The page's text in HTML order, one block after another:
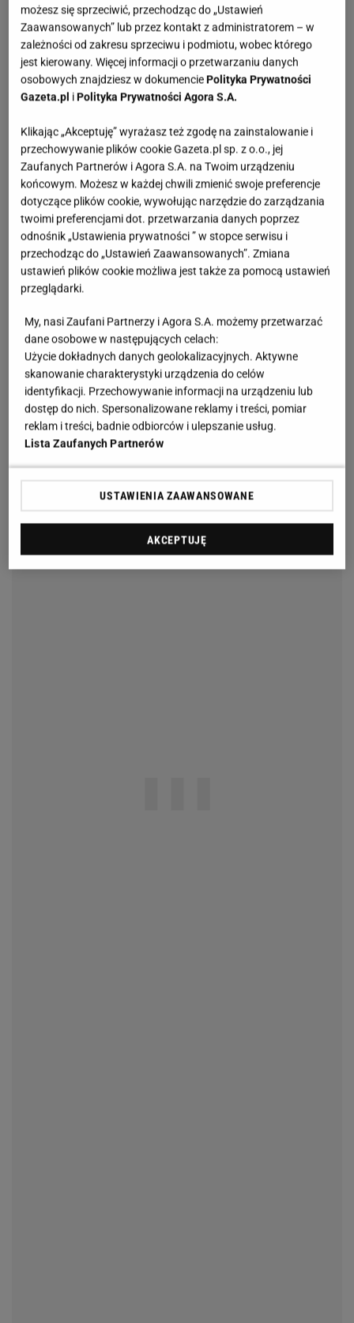
możesz się sprzeciwić, przechodząc do „Ustawień
Zaawansowanych” lub przez kontakt z administratorem – w
zależności od zakresu sprzeciwu i podmiotu, wobec którego
jest kierowany. Więcej informacji o przetwarzaniu danych
osobowych znajdziesz w dokumenciePolityka Prywatności
Gazeta.pl iPolityka Prywatności Agora S.A.
Klikając „Akceptuję” wyrażasz też zgodę na zainstalowanie i
przechowywanie plików cookie Gazeta.pl sp. z o.o., jej
Zaufanych Partnerów i Agora S.A. na Twoim urządzeniu
końcowym. Możesz w każdej chwili zmienić swoje preferencje
dotyczące plików cookie, wywołując narzędzie do zarządzania
twoimi preferencjami dot. przetwarzania danych poprzez
odnośnik „Ustawienia prywatności ” w stopce serwisu i
przechodząc do „Ustawień Zaawansowanych”. Zmiana
ustawień plików cookie możliwa jest także za pomocą ustawień
przeglądarki.
My, nasi Zaufani Partnerzy i Agora S.A. możemy przetwarzać
dane osobowe w następujących celach:
Użycie dokładnych danych geolokalizacyjnych. Aktywne
skanowanie charakterystyki urządzenia do celów
identyfikacji. Przechowywanie informacji na urządzeniu lub
dostęp do nich. Spersonalizowane reklamy i treści, pomiar
reklam i treści, badnie odbiorców i ulepszanie usług.
Lista Zaufanych Partnerów
USTAWIENIA ZAAWANSOWANE
AKCEPTUJĘ